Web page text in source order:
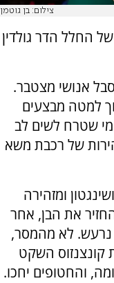
צילום: בן גוטמן
החלל הדר גולדין
4,118 ימים של סבל אנושי מצטבר.
למטה מבצעים
שטרח לשים לב
של רכבת משא
ומזהירה
את הבן, אחר
לא מהמסר,
השקט
והחטופים יחכו.